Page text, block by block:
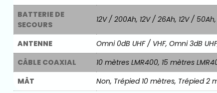
BATTERIE DE
SECOURS
12V / 200Ah, 12V / 26Ah, 12V /
ANTENNE
Omni 0dB UHF / VHF, Omni 3dB
CÂBLE COAXIAL
10 mètres LMR400, 15 mètres
MÂT
Non, Trépied 10 mètres, Trépied